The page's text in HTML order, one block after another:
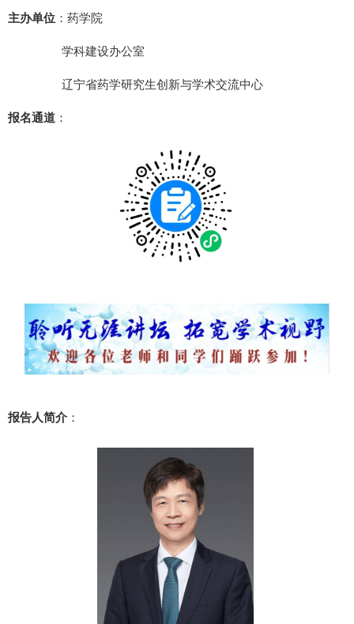
主办单位 ： 药学院
学科建设办公室
辽宁省药学研究生创新与学术交流中心
报名通道 ：
报告人简介 ：